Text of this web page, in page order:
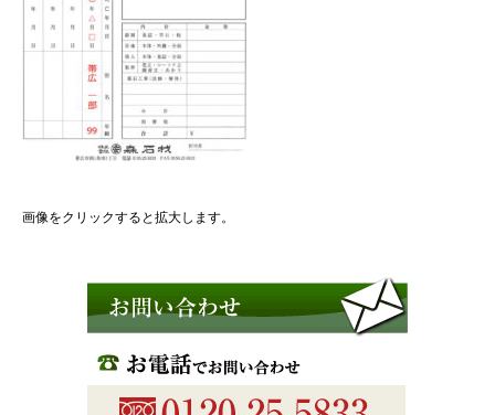
画像をクリックすると拡大します。